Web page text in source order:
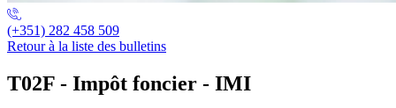
(+351) 282 458 509
Retour à la liste des bulletins
T02F - Impôt foncier - IMI